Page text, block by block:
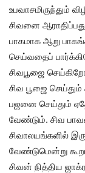
உபவாசமிருந்தும்
சிவனை
பாகமாக ஆறு
செய்வதைப்
சிவபூஜை
சிவ பூஜை
பஜனை செய்தும்
வேண்டும். சிவ
சிவாலயங்களில்
வேண்டுமென்று
சிவன் நித்திய